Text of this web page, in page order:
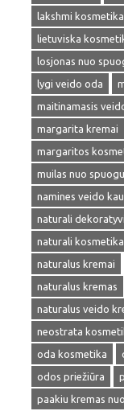
lakshmi kosmetika
lietuviska
losjonas nuo
lygi veido oda
maitinamasis
margarita kremai
margaritos
muilas nuo spuogu
namines veido
naturali
naturali
naturalus kremai
naturalus kremas
naturalus veido
neostrata
oda kosmetika
odos priežiūra
paakiu kremas